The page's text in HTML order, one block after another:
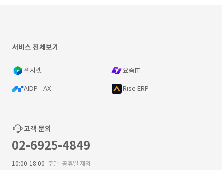
서비스 전체보기
위시켓 요즘IT
AIDP - AX Rise ERP
고객 문의
02-6925-4849
10:00-18:00 주말·공휴일 제외